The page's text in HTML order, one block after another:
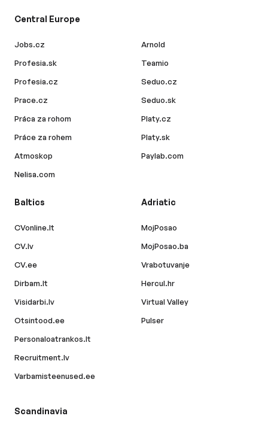
Central Europe
Jobs.cz
Profesia.sk
Profesia.cz
Prace.cz
Práca za rohom
Práce za rohem
Atmoskop
Nelisa.com
Arnold
Teamio
Seduo.cz
Seduo.sk
Platy.cz
Platy.sk
Paylab.com
Baltics
CVonline.lt
CV.lv
CV.ee
Dirbam.lt
Visidarbi.lv
Otsintood.ee
Personaloatrankos.lt
Recruitment.lv
Varbamisteenused.ee
Adriatic
MojPosao
MojPosao.ba
Vrabotuvanje
Hercul.hr
Virtual Valley
Pulser
Scandinavia